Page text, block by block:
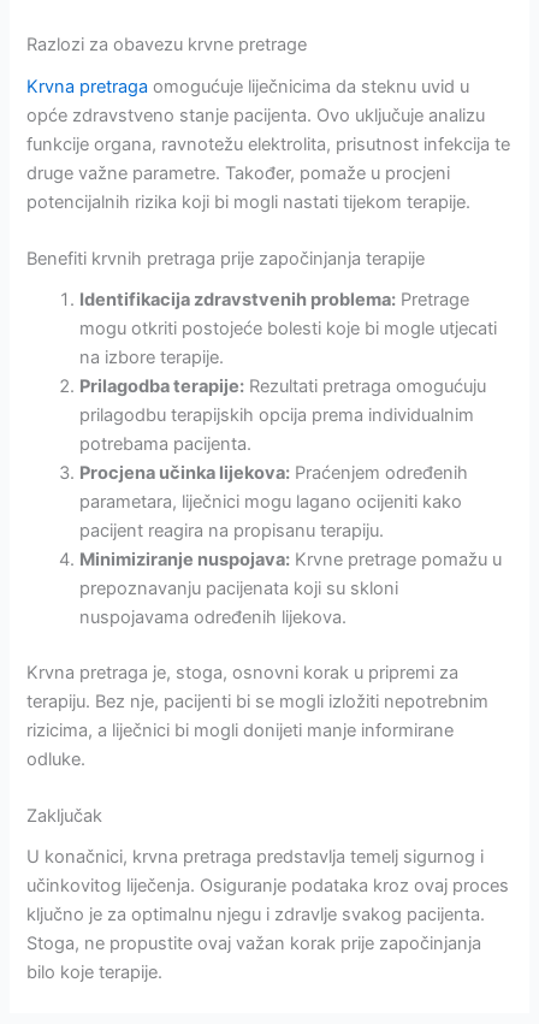
Razlozi za obavezu krvne pretrage
Krvna pretraga omogućuje liječnicima da steknu uvid u
opće zdravstveno stanje pacijenta. Ovo uključuje analizu
funkcije organa, ravnotežu elektrolita, prisutnost infekcija te
druge važne parametre. Također, pomaže u procjeni
potencijalnih rizika koji bi mogli nastati tijekom terapije.
Benefiti krvnih pretraga prije započinjanja terapije
Identifikacija zdravstvenih problema: Pretrage
mogu otkriti postojeće bolesti koje bi mogle utjecati
na izbore terapije.
Prilagodba terapije: Rezultati pretraga omogućuju
prilagodbu terapijskih opcija prema individualnim
potrebama pacijenta.
Procjena učinka lijekova: Praćenjem određenih
parametara, liječnici mogu lagano ocijeniti kako
pacijent reagira na propisanu terapiju.
Minimiziranje nuspojava: Krvne pretrage pomažu u
prepoznavanju pacijenata koji su skloni
nuspojavama određenih lijekova.
Krvna pretraga je, stoga, osnovni korak u pripremi za
terapiju. Bez nje, pacijenti bi se mogli izložiti nepotrebnim
rizicima, a liječnici bi mogli donijeti manje informirane
odluke.
Zaključak
U konačnici, krvna pretraga predstavlja temelj sigurnog i
učinkovitog liječenja. Osiguranje podataka kroz ovaj proces
ključno je za optimalnu njegu i zdravlje svakog pacijenta.
Stoga, ne propustite ovaj važan korak prije započinjanja
bilo koje terapije.